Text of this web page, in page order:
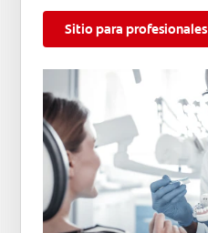
Sitio para profesionales